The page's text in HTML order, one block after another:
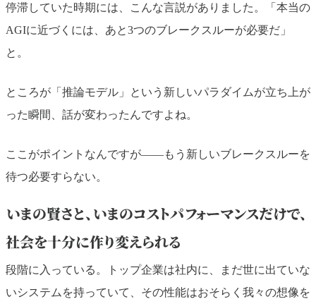
停滞していた時期には、こんな言説がありました。「本当の
AGIに近づくには、あと3つのブレークスルーが必要だ」
と。
ところが「推論モデル」という新しいパラダイムが立ち上が
った瞬間、話が変わったんですよね。
ここがポイントなんですが——もう新しいブレークスルーを
待つ必要すらない。
いまの賢さと、いまのコストパフォーマンスだけで、
社会を十分に作り変えられる
段階に入っている。トップ企業は社内に、まだ世に出ていな
いシステムを持っていて、その性能はおそらく我々の想像を